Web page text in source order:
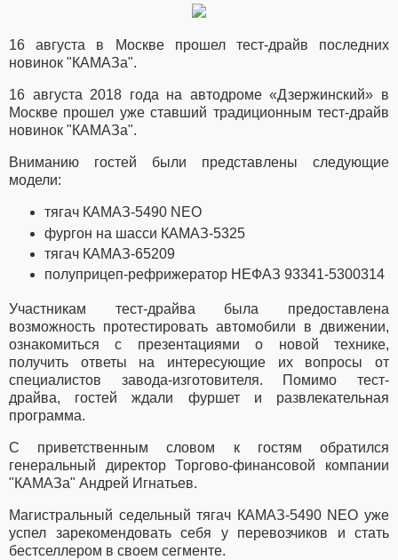
16 августа в Москве прошел тест-драйв последних
новинок "КАМАЗа".
16 августа 2018 года на автодроме «Дзержинский» в
Москве прошел уже ставший традиционным тест-драйв
новинок "КАМАЗа".
Вниманию гостей были представлены следующие
модели:
тягач КАМАЗ-5490 NEO
фургон на шасси КАМАЗ-5325
тягач КАМАЗ-65209
полуприцеп-рефрижератор НЕФАЗ 93341-5300314
Участникам тест-драйва была предоставлена
возможность протестировать автомобили в движении,
ознакомиться с презентациями о новой технике,
получить ответы на интересующие их вопросы от
специалистов завода-изготовителя. Помимо тест-
драйва, гостей ждали фуршет и развлекательная
программа.
С приветственным словом к гостям обратился
генеральный директор Торгово-финансовой компании
"КАМАЗа" Андрей Игнатьев.
Магистральный седельный тягач КАМАЗ-5490 NEO уже
успел зарекомендовать себя у перевозчиков и стать
бестселлером в своем сегменте.